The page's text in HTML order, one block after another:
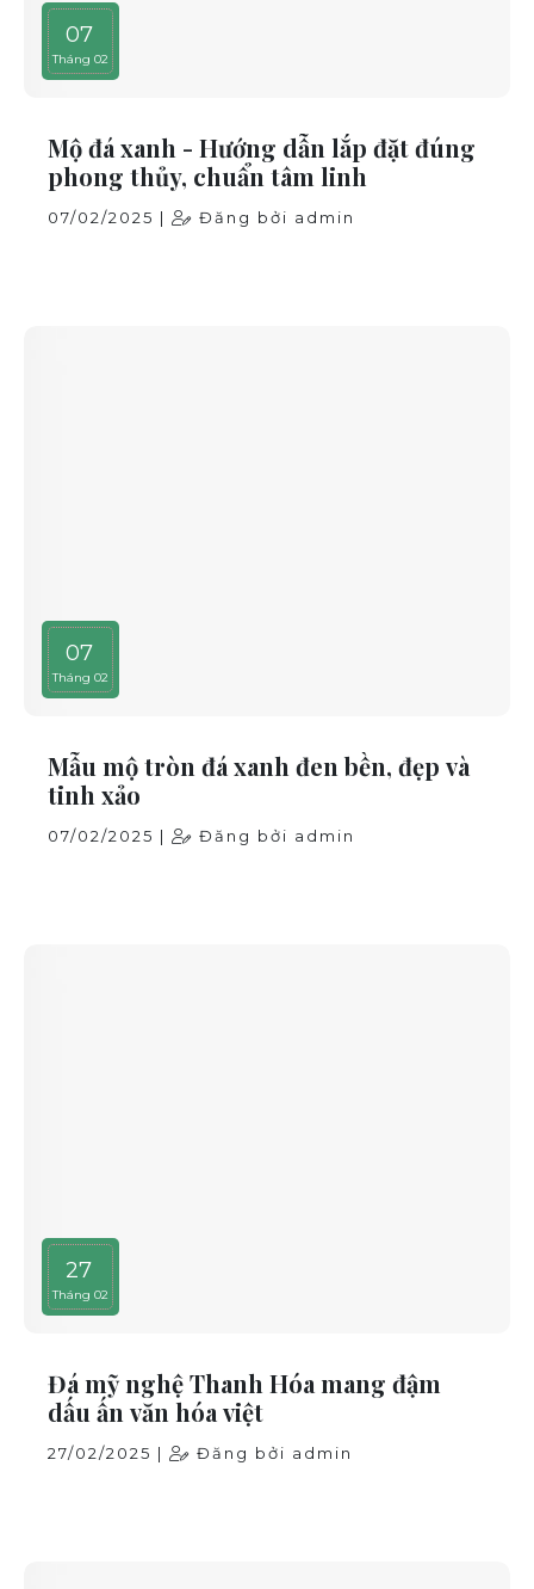
07
Tháng 02
Mộ đá xanh - Hướng dẫn lắp đặt đúng
phong thủy, chuẩn tâm linh
07/02/2025 | Đăng bởi admin
07
Tháng 02
Mẫu mộ tròn đá xanh đen bền, đẹp và
tinh xảo
07/02/2025 | Đăng bởi admin
27
Tháng 02
Đá mỹ nghệ Thanh Hóa mang đậm
dấu ấn văn hóa việt
27/02/2025 | Đăng bởi admin